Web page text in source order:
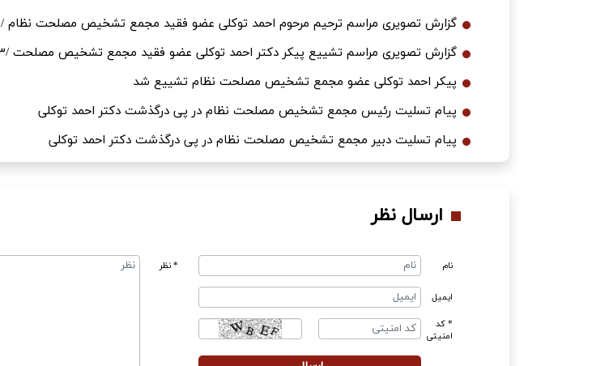
گزارش تصویری مراسم ترحیم مرحوم احمد توکلی عضو فقید مجمع تشخیص مصلحت نظام / ۳ مرداد ۱۴۰۴
گزارش تصویری مراسم تشییع پیکر دکتر احمد توکلی عضو فقید مجمع تشخیص مصلحت /۳ مرداد ۱۴۰۴
پیکر احمد توکلی عضو مجمع تشخیص مصلحت نظام تشییع شد
پیام تسلیت رئیس مجمع تشخیص مصلحت نظام در پی درگذشت دکتر احمد توکلی
پیام تسلیت دبیر مجمع تشخیص مصلحت نظام در پی درگذشت دکتر احمد توکلی
ارسال نظر
نام
ایمیل
* کد
امنیتی
* نظر